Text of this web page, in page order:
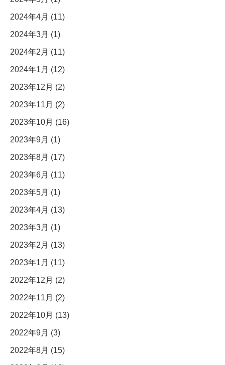
2024年4月 (11)
2024年3月 (1)
2024年2月 (11)
2024年1月 (12)
2023年12月 (2)
2023年11月 (2)
2023年10月 (16)
2023年9月 (1)
2023年8月 (17)
2023年6月 (11)
2023年5月 (1)
2023年4月 (13)
2023年3月 (1)
2023年2月 (13)
2023年1月 (11)
2022年12月 (2)
2022年11月 (2)
2022年10月 (13)
2022年9月 (3)
2022年8月 (15)